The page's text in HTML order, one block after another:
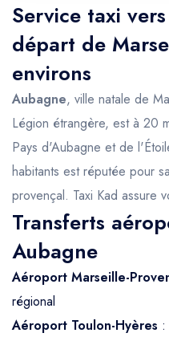
Service taxi
départ de
environs
Aubagne, ville natale de
Légion étrangère, est à 20
Pays d'Aubagne et de
habitants est réputée pour
provençal. Taxi Kad assure
Transferts
Aubagne
Aéroport Marseille-
régional
Aéroport Toulon-Hyères